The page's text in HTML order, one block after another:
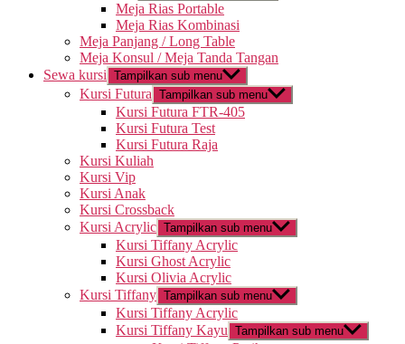
Meja Rias Portable
Meja Rias Kombinasi
Meja Panjang / Long Table
Meja Konsul / Meja Tanda Tangan
Sewa kursi Tampilkan sub menu
Kursi Futura Tampilkan sub menu
Kursi Futura FTR-405
Kursi Futura Test
Kursi Futura Raja
Kursi Kuliah
Kursi Vip
Kursi Anak
Kursi Crossback
Kursi Acrylic Tampilkan sub menu
Kursi Tiffany Acrylic
Kursi Ghost Acrylic
Kursi Olivia Acrylic
Kursi Tiffany Tampilkan sub menu
Kursi Tiffany Acrylic
Kursi Tiffany Kayu Tampilkan sub menu